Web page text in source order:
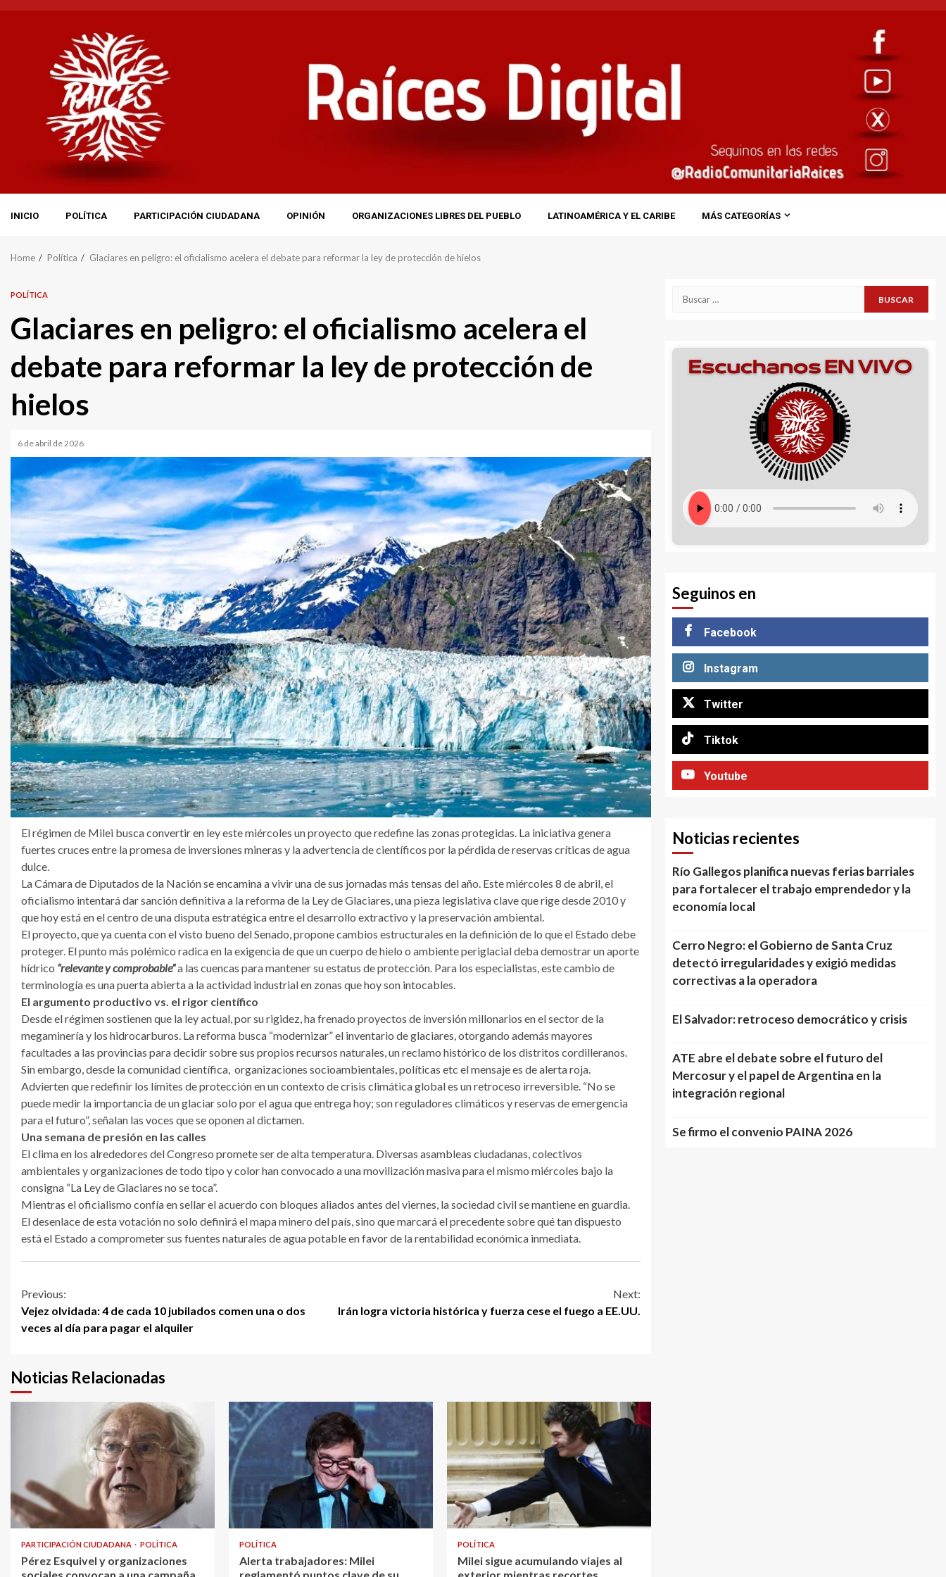
INICIO POLÍTICA PARTICIPACIÓN CIUDADANA OPINIÓN ORGANIZACIONES LIBRES DEL PUEBLO LATINOAMÉRICA Y EL CARIBE MÁS CATEGORÍAS
Home Política Glaciares en peligro: el oficialismo acelera el debate para reformar la ley de protección de hielos
POLÍTICA
Glaciares en peligro: el oficialismo acelera el
debate para reformar la ley de protección de
hielos
6 de abril de 2026
El régimen de Milei busca convertir en ley este miércoles un proyecto que redefine las zonas protegidas. La iniciativa genera
fuertes cruces entre la promesa de inversiones mineras y la advertencia de científicos por la pérdida de reservas críticas de agua
dulce.
La Cámara de Diputados de la Nación se encamina a vivir una de sus jornadas más tensas del año. Este miércoles 8 de abril, el
oficialismo intentará dar sanción definitiva a la reforma de la Ley de Glaciares, una pieza legislativa clave que rige desde 2010 y
que hoy está en el centro de una disputa estratégica entre el desarrollo extractivo y la preservación ambiental.
El proyecto, que ya cuenta con el visto bueno del Senado, propone cambios estructurales en la definición de lo que el Estado debe
proteger. El punto más polémico radica en la exigencia de que un cuerpo de hielo o ambiente periglacial deba demostrar un aporte
hídrico “relevante y comprobable”a las cuencas para mantener su estatus de protección. Para los especialistas, este cambio de
terminología es una puerta abierta a la actividad industrial en zonas que hoy son intocables.
El argumento productivo vs. el rigor científico
Desde el régimen sostienen que la ley actual, por su rigidez, ha frenado proyectos de inversión millonarios en el sector de la
megaminería y los hidrocarburos. La reforma busca “modernizar” el inventario de glaciares, otorgando además mayores
facultades a las provincias para decidir sobre sus propios recursos naturales, un reclamo histórico de los distritos cordilleranos.
Sin embargo, desde la comunidad científica, organizaciones socioambientales, políticas etc el mensaje es de alerta roja.
Advierten que redefinir los límites de protección en un contexto de crisis climática global es un retroceso irreversible. “No se
puede medir la importancia de un glaciar solo por el agua que entrega hoy; son reguladores climáticos y reservas de emergencia
para el futuro”, señalan las voces que se oponen al dictamen.
Una semana de presión en las calles
El clima en los alrededores del Congreso promete ser de alta temperatura. Diversas asambleas ciudadanas, colectivos
ambientales y organizaciones de todo tipo y color han convocado a una movilización masiva para el mismo miércoles bajo la
consigna “La Ley de Glaciares no se toca”.
Mientras el oficialismo confía en sellar el acuerdo con bloques aliados antes del viernes, la sociedad civil se mantiene en guardia.
El desenlace de esta votación no solo definirá el mapa minero del país, sino que marcará el precedente sobre qué tan dispuesto
está el Estado a comprometer sus fuentes naturales de agua potable en favor de la rentabilidad económica inmediata.
Continue
Reading
Previous:
Vejez olvidada: 4 de cada 10 jubilados comen una o dos
veces al día para pagar el alquiler
Next:
Irán logra victoria histórica y fuerza cese el fuego a EE.UU.
Noticias Relacionadas
PARTICIPACIÓN CIUDADANA POLÍTICA
Pérez Esquivel y organizaciones
POLÍTICA
Alerta trabajadores: Milei
POLÍTICA
Milei sigue acumulando viajes al
Buscar:
Seguinos en
Facebook
Instagram
Twitter
Tiktok
Youtube
Noticias recientes
Río Gallegos planifica nuevas ferias barriales
para fortalecer el trabajo emprendedor y la
economía local
Cerro Negro: el Gobierno de Santa Cruz
detectó irregularidades y exigió medidas
correctivas a la operadora
El Salvador: retroceso democrático y crisis
ATE abre el debate sobre el futuro del
Mercosur y el papel de Argentina en la
integración regional
Se firmo el convenio PAINA 2026